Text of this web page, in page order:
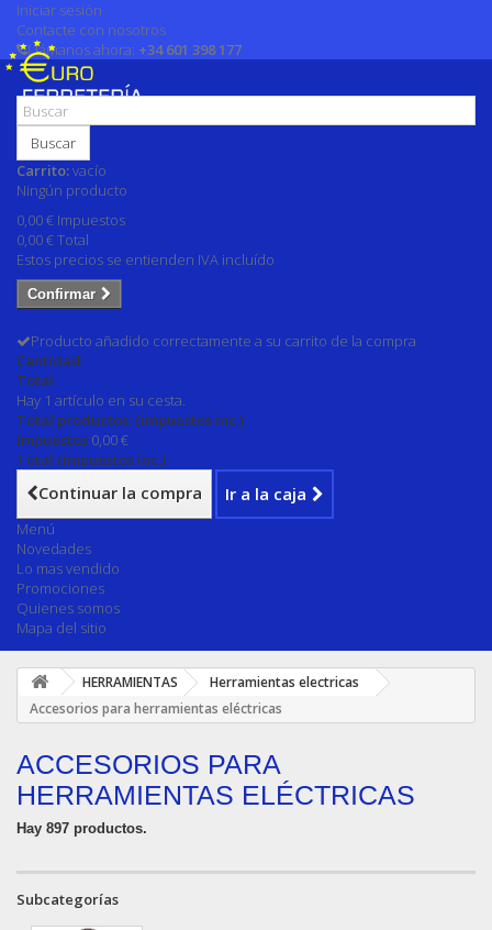
Iniciar sesión
Contacte con nosotros
Llámanos ahora: +34 601 398 177
Buscar
Carrito:vacío
Ningún producto
0,00 € Impuestos
0,00 €Total
Estos precios se entienden IVA incluído
Confirmar
Producto añadido correctamente a su carrito de la compra
Cantidad
Total
Hay 1 artículo en su cesta.
Total productos: (impuestos inc.)
Impuestos 0,00 €
Total (impuestos inc.)
Continuar la compra Ir a la caja
Menú
Novedades
Lo mas vendido
Promociones
Quienes somos
Mapa del sitio
HERRAMIENTAS
Herramientas electricas
Accesorios para herramientas eléctricas
ACCESORIOS PARA
HERRAMIENTAS ELÉCTRICAS
Hay 897 productos.
Subcategorías